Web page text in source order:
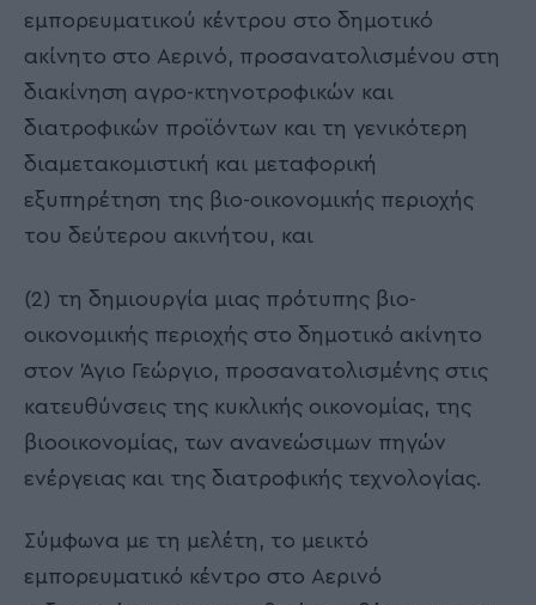
εμπορευματικού κέντρου στο δημοτικό
ακίνητο στο Αερινό, προσανατολισμένου στη
διακίνηση αγρο-κτηνοτροφικών και
διατροφικών προϊόντων και τη γενικότερη
διαμετακομιστική και μεταφορική
εξυπηρέτηση της βιο-οικονομικής περιοχής
του δεύτερου ακινήτου, και
(2) τη δημιουργία μιας πρότυπης βιο-
οικονομικής περιοχής στο δημοτικό ακίνητο
στον Άγιο Γεώργιο, προσανατολισμένης στις
κατευθύνσεις της κυκλικής οικονομίας, της
βιοοικονομίας, των ανανεώσιμων πηγών
ενέργειας και της διατροφικής τεχνολογίας.
Σύμφωνα με τη μελέτη, το μεικτό
εμπορευματικό κέντρο στο Αερινό